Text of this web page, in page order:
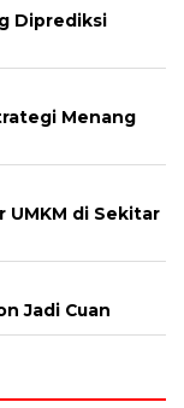
Diprediksi
Menang
UMKM di Sekitar
Jadi Cuan